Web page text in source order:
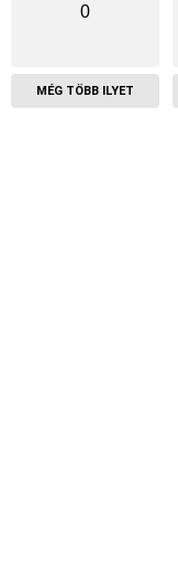
0
MÉG TÖBB ILYET